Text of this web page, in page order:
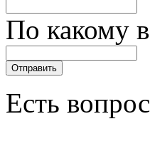
По какому
Есть